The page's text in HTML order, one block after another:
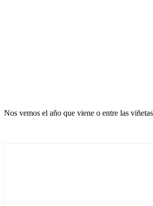
Nos vemos el año que viene o entre las